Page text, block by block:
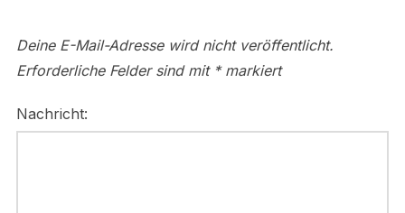
Deine E-Mail-Adresse wird nicht veröffentlicht.
Erforderliche Felder sind mit *markiert
Nachricht: